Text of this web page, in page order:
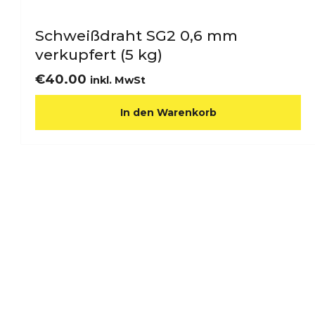
Schweißdraht SG2 0,6 mm
verkupfert (5 kg)
€40.00 inkl. MwSt
In den Warenkorb